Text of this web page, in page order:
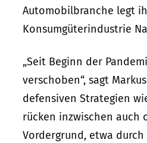
Automobilbranche legt
Konsumgüterindustrie
„Seit Beginn der
verschoben“, sagt
defensiven Strategien
rücken inzwischen auch
Vordergrund, etwa